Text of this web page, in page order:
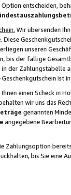
entscheiden,
Wir übersenden
unseren
bis der fällige
in der
ist
einen Scheck in
wir uns das
genannten
angegebene
Zahlungsoption
bis Sie